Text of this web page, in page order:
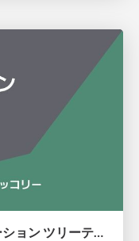
体験しながら作るクラシフィケーション ツリーテスト